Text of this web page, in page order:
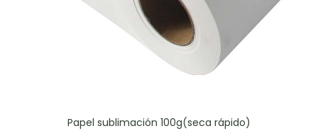
Papel sublimación 100g(seca rápido)